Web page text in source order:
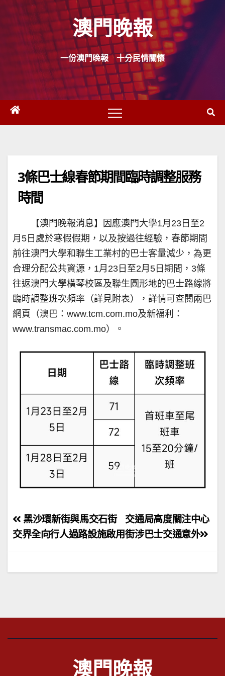
Skip
content
澳門晚報
一份澳門晚報 十分民情關懷
3條巴士線春節期間臨時調整服務
時間
【澳門晚報消息】因應澳門大學1月23日至2
月5日處於寒假假期，以及按過往經驗，春節期間
前往澳門大學和聯生工業村的巴士客量減少，為更
合理分配公共資源，1月23日至2月5日期間，3條
往返澳門大學橫琴校區及聯生圓形地的巴士路線將
臨時調整班次頻率（詳見附表），詳情可查閱兩巴
網頁（澳巴：www.tcm.com.mo及新福利：
www.transmac.com.mo）。
文
章
覽
交通局高度關注中心
街涉巴士交通意外
黑沙環新街與馬交石街
交界全向行人過路設施啟用
澳門晚報